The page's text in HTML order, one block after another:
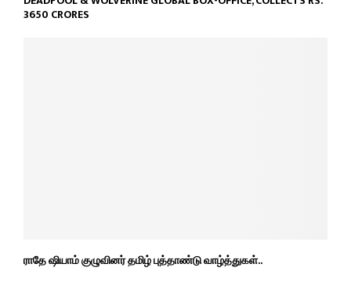
3650 CRORES
ராதே ஷியாம் குழுவினர் தமிழ் புத்தாண்டு வாழ்த்துகள்..